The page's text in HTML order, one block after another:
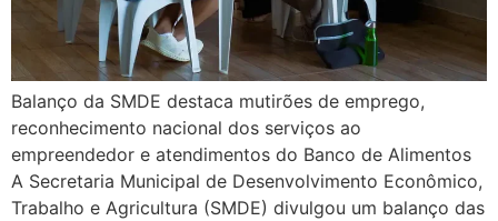
Balanço da SMDE destaca mutirões de emprego,
reconhecimento nacional dos serviços ao
empreendedor e atendimentos do Banco de Alimentos
A Secretaria Municipal de Desenvolvimento Econômico,
Trabalho e Agricultura (SMDE) divulgou um balanço das